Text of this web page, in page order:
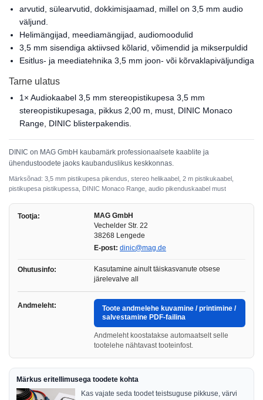
arvutid, sülearvutid, dokkimisjaamad, millel on 3,5 mm audio
väljund.
Helimängijad, meediamängijad, audiomoodulid
3,5 mm sisendiga aktiivsed kõlarid, võimendid ja mikserpuldid
Esitlus- ja meediatehnika 3,5 mm joon- või kõrvaklapiväljundiga
Tarne ulatus
1× Audiokaabel 3,5 mm stereopistikupesa 3,5 mm
stereopistikupesaga, pikkus 2,00 m, must, DINIC Monaco
Range, DINIC blisterpakendis.
DINIC on MAG GmbH kaubamärk professionaalsete kaablite ja
ühendustoodete jaoks kaubanduslikus keskkonnas.
Märksõnad: 3,5 mm pistikupesa pikendus, stereo helikaabel, 2 m pistikukaabel,
pistikupesa pistikupessa, DINIC Monaco Range, audio pikenduskaabel must
Tootja:
MAG GmbH
Vechelder Str. 22
38268 Lengede
E-post: dinic@mag.de
Ohutusinfo:
Kasutamine ainult täiskasvanute otsese
järelevalve all
Andmeleht:
Toote andmelehe kuvamine / printimine /
salvestamine PDF-failina
Andmeleht koostatakse automaatselt selle
tootelehe nähtavast tooteinfost.
Märkus eritellimusega toodete kohta
Kas vajate seda toodet teistsuguse pikkuse, värvi